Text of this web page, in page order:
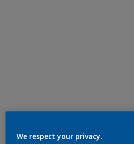
We respect your privacy.